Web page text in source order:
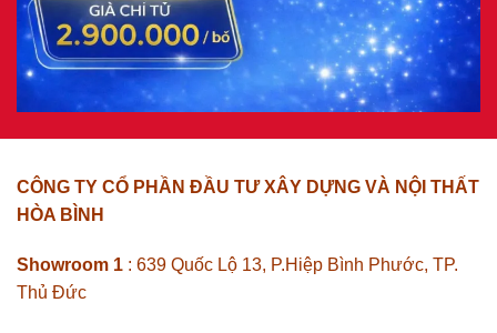
CÔNG TY CỔ PHẦN ĐẦU TƯ XÂY DỰNG VÀ NỘI THẤT
HÒA BÌNH
Showroom 1 : 639 Quốc Lộ 13, P.Hiệp Bình Phước, TP.
Thủ Đức